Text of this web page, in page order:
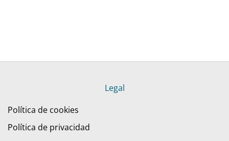
Legal
Política de cookies
Política de privacidad